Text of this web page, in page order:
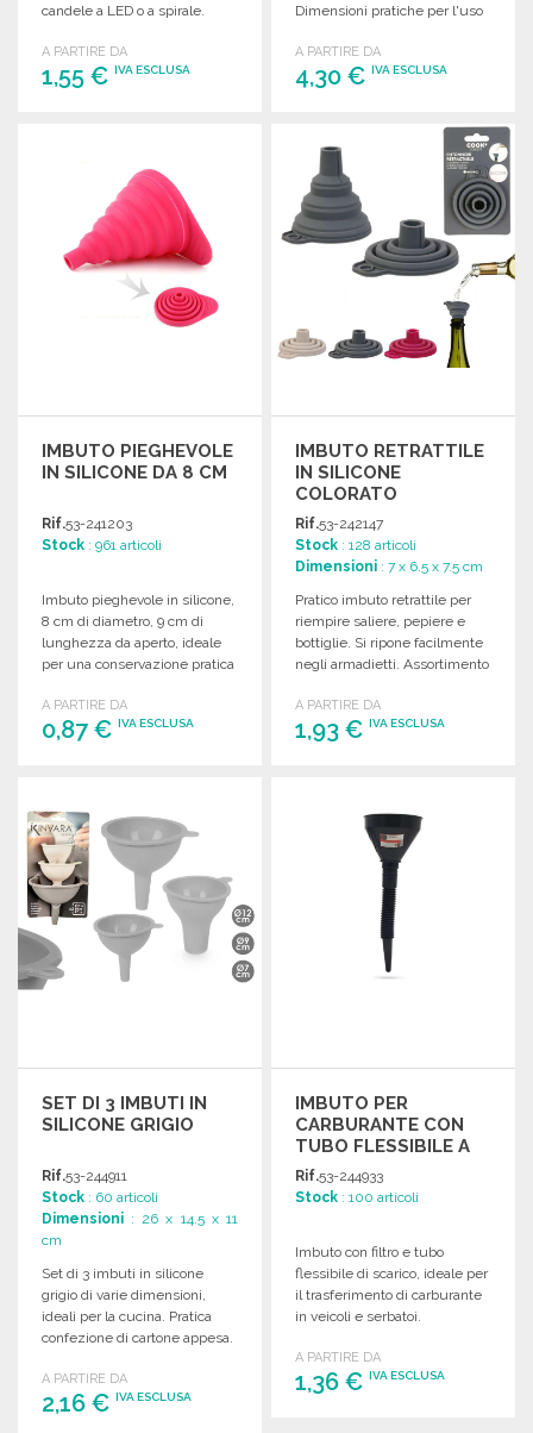
candele a LED o a spirale.
A PARTIRE DA
1,55 € IVA ESCLUSA
Dimensioni pratiche per l'uso
A PARTIRE DA
4,30 €IVA ESCLUSA
Richiedi un preventivo
IMBUTO PIEGHEVOLE
IN SILICONE DA 8 CM
Rif.53-241203
Stock : 961 articoli
Imbuto pieghevole in silicone,
8 cm di diametro, 9 cm di
lunghezza da aperto, ideale
per una conservazione pratica
A PARTIRE DA
0,87 € IVA ESCLUSA
Richiedi un preventivo
IMBUTO RETRATTILE
IN SILICONE
COLORATO
Rif.53-242147
Stock : 128 articoli
Dimensioni : 7 x 6.5 x 7.5 cm
Pratico imbuto retrattile per
riempire saliere, pepiere e
bottiglie. Si ripone facilmente
negli armadietti. Assortimento
A PARTIRE DA
1,93 €IVA ESCLUSA
Richiedi un preventivo
SET DI 3 IMBUTI IN
SILICONE GRIGIO
Rif.53-244911
Stock : 60 articoli
Dimensioni : 26 x 14.5 x 11
cm
Set di 3 imbuti in silicone
grigio di varie dimensioni,
ideali per la cucina. Pratica
confezione di cartone appesa.
A PARTIRE DA
2,16 € IVA ESCLUSA
IMBUTO PER
CARBURANTE CON
TUBO FLESSIBILE A
PREZZI
ALL'INGROSSO
Rif.53-244933
Stock : 100 articoli
Imbuto con filtro e tubo
flessibile di scarico, ideale per
il trasferimento di carburante
in veicoli e serbatoi.
A PARTIRE DA
1,36 € IVA ESCLUSA